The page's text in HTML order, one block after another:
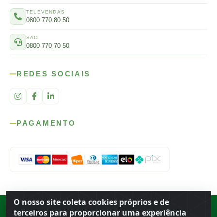
O nosso site coleta cookies próprios e de
terceiros para proporcionar uma experiência
TELEVENDAS
0800 770 80 50
SAC
0800 770 70 50
REDES SOCIAIS
PAGAMENTO
Rod. SP-215, s/n, km 98 — Área Rural Porto Ferreira ·BR
· CEP